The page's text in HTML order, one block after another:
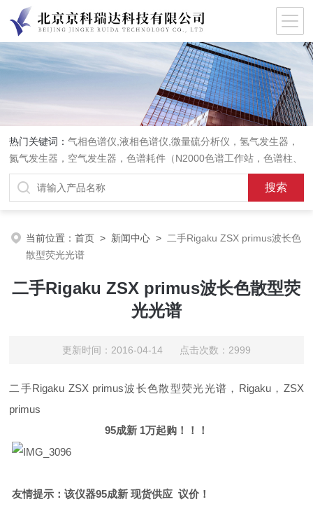
热门关键词：气相色谱仪,液相色谱仪,微量硫分析仪，氢气发生器，
氮气发生器，空气发生器，色谱耗件（N2000色谱工作站，色谱柱、
阀件、进样器、色谱担体），顶空进样器，热解析仪，紫外分光光度
计，原子吸收分光光度计，傅立叶红外光谱仪，分析天平等常规实验
当前位置：首页 > 新闻中心 > 二手Rigaku ZSX primus波长色
散型荧光光谱
二手Rigaku ZSX primus波长色散型荧
光光谱
更新时间：2016-04-14 点击次数：2999
二手Rigaku ZSX primus波长色散型荧光光谱，Rigaku，ZSX
primus
95成新 1万起购！！！
友情提示：该仪器95成新 现货供应 议价！